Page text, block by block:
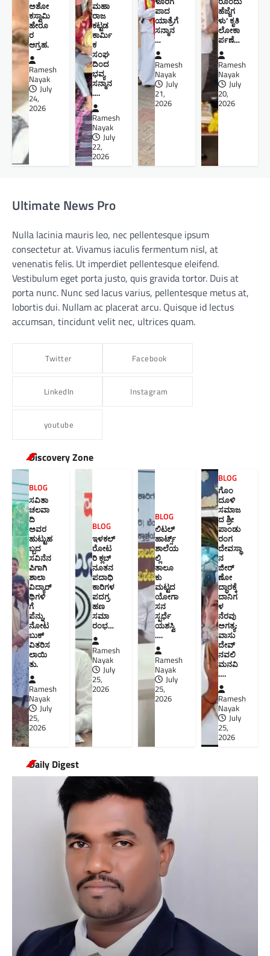
ಅಶೋ
ಕಸ್ವಾಮಿ
ಹೇರೂ
ರ
ಆಗ್ರಹ.
Ramesh
Nayak
July
24,
2026
ಮಹಾ
ರಾಜ
ಕಟ್ಟಡ
ಕಾರ್ಮಿ
ಕ
ಸಂಘ
ದಿಂದ
ಭವ್ಯ
ಸನ್ಮಾನ
….
Ramesh
Nayak
July
22,
2026
ಪಾದ
ಯಾತ್ರೆಗೆ
ಸನ್ಮಾನ
…
Ramesh
Nayak
July
21,
2026
ಹೆಜ್ಜೆಗ
ಳು’ ಕೃತಿ
ಲೋಕಾ
ರ್ಪಣೆ…
Ramesh
Nayak
July
20,
2026
Ultimate News Pro
Nulla lacinia mauris leo, nec pellentesque ipsum
consectetur at. Vivamus iaculis fermentum nisl, at
venenatis felis. Ut imperdiet pellentesque eleifend.
Vestibulum eget porta justo, quis gravida tortor. Duis at
porta nunc. Nunc sed lacus varius, pellentesque metus at,
lobortis dui. Nullam ac placerat arcu. Quisque id lectus
accumsan, tincidunt velit nec, ultrices quam.
Twitter Facebook
LinkedIn Instagram
youtube
Discovery Zone
BLOG
ಸವಿತಾ
ಚಲವಾ
ದಿ
ಅವರ
ಹುಟ್ಟುಹ
ಬ್ಬದ
ಸವಿನೆನ
ಪಿಗಾಗಿ
ಶಾಲಾ
ವಿದ್ಯಾರ್
ಥಿಗಳಿ
ಗೆ
ಪೆನ್ನು,
ನೋಟ
ಬುಕ್
ವಿತರಿಸ
ಲಾಯಿ
ತು.
Ramesh
Nayak
July
25,
2026
BLOG
ಇಳಕಲ್
ರೋಟ
ರಿ ಕ್ಲಬ್
ನೂತನ‌
ಪದಾಧಿ
ಕಾರಿಗಳ
ಪದಗ್ರ
ಹಣ
ಸಮಾ
ರಂಭ…
Ramesh
Nayak
July
25,
2026
BLOG
ಲಿಟಲ್
ಹಾರ್ಟ್ಸ್
ಶಾಲೆಯ
ಲ್ಲಿ
ತಾಲೂ
ಕು
ಮಟ್ಟದ
ಯೋಗಾ
ಸನ
ಸ್ಪರ್ಧೆ
ಯಶಸ್ವಿ
….
Ramesh
Nayak
July
25,
2026
BLOG
ಗೊಂ
ದೂಳಿ
ಸಮಾಜ
ದ ಶ್ರೀ
ಪಾಂಡು
ರಂಗ
ದೇವಸ್ಥಾ
ನ
ಜೀರ್
ಣೋ
ದ್ಧಾರಕ್ಕೆ
ದಾನಿಗ
ಳ
ನೆರವು
ಅಗತ್ಯ:
ವಾಸು
ದೇವ್
ನವಲಿ
ಮನವಿ​
….
Ramesh
Nayak
July
25,
2026
Daily Digest